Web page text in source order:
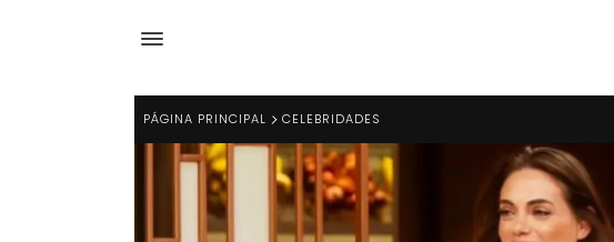
PÁGINA PRINCIPAL CELEBRIDADES